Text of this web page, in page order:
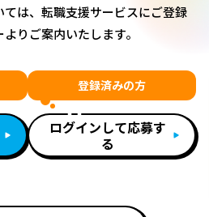
は、転職支援サービスにご登録
りご案内いたします。
登録済みの方
ログインして応募す
る